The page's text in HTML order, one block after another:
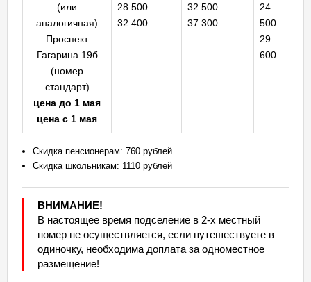
(или
аналогичная)
Проспект
Гагарина 19б
(номер
стандарт)
цена до 1 мая
цена с 1 мая
28 500
32 400
32 500
37 300
24
500
29
600
Скидка пенсионерам: 760 рублей
Скидка школьникам: 1110 рублей
ВНИМАНИЕ!
В настоящее время подселение в 2-х местный
номер не осуществляется, если путешествуете в
одиночку, необходима доплата за одноместное
размещение!